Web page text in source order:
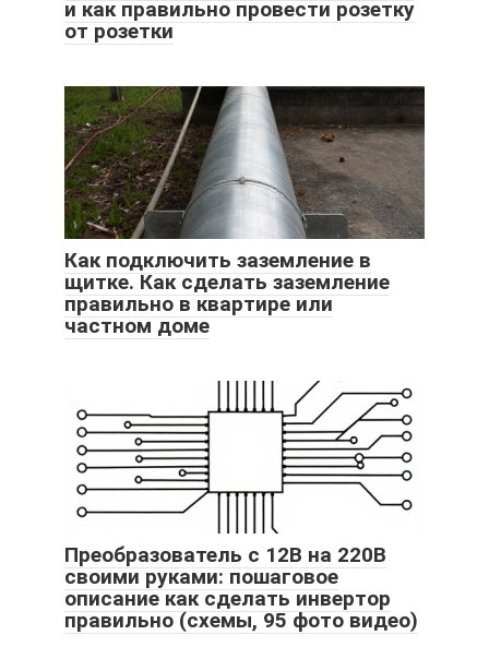
и как правильно провести розетку
от розетки
Как подключить заземление в
щитке. Как сделать заземление
правильно в квартире или
частном доме
Преобразователь с 12В на 220В
своими руками: пошаговое
описание как сделать инвертор
правильно (схемы, 95 фото видео)